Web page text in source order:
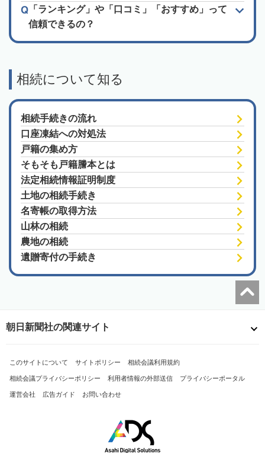
「ランキング」や「口コミ」「おすすめ」って
信頼できるの？
相続について知る
相続手続きの流れ
口座凍結への対処法
戸籍の集め方
そもそも戸籍謄本とは
法定相続情報証明制度
土地の相続手続き
名寄帳の取得方法
山林の相続
農地の相続
遺贈寄付の手続き
朝日新聞社の関連サイト
このサイトについて サイトポリシー 相続会議利用規約
相続会議プライバシーポリシー 利用者情報の外部送信 プライバシーポータル
運営会社 広告ガイド お問い合わせ